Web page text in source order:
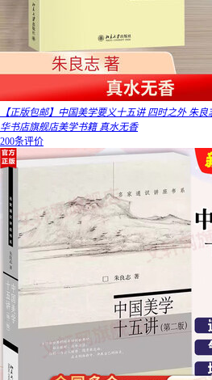
【正版包邮】中国美学要义十五讲 四时之外 朱
华书店旗舰店美学书籍 真水无香
200条评价